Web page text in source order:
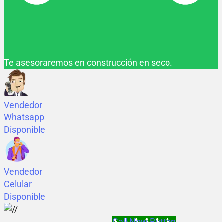
Te asesoraremos en construcción en seco.
Vendedor
Whatsapp
Disponible
Vendedor
Celular
Disponible